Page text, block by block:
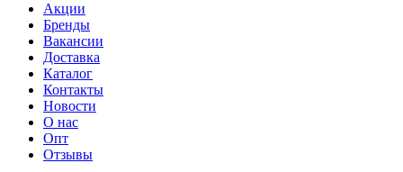
Акции
Бренды
Вакансии
Доставка
Каталог
Контакты
Новости
О нас
Опт
Отзывы